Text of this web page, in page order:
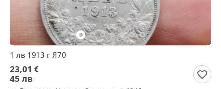
1 лв 1913 г Я70
23,01 €
45 лв